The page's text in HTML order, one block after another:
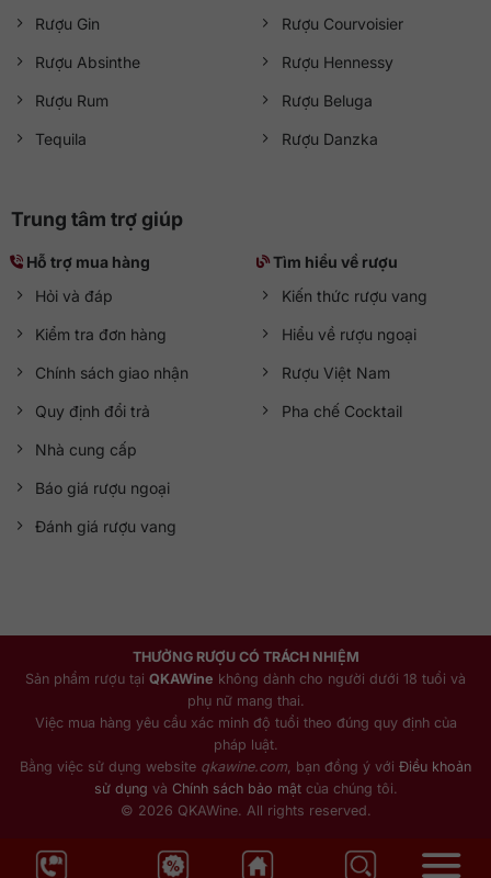
Rượu Gin
Rượu Absinthe
Rượu Rum
Tequila
Rượu Courvoisier
Rượu Hennessy
Rượu Beluga
Rượu Danzka
Trung tâm trợ giúp
Hỗ trợ mua hàng
Hỏi và đáp
Kiểm tra đơn hàng
Chính sách giao nhận
Quy định đổi trả
Nhà cung cấp
Báo giá rượu ngoại
Đánh giá rượu vang
Tìm hiểu về rượu
Kiến thức rượu vang
Hiểu về rượu ngoại
Rượu Việt Nam
Pha chế Cocktail
THƯỞNG RƯỢU CÓ TRÁCH NHIỆM
Sản phẩm rượu tại QKAWine không dành cho người dưới 18 tuổi và
phụ nữ mang thai.
Việc mua hàng yêu cầu xác minh độ tuổi theo đúng quy định của
pháp luật.
Bằng việc sử dụng website qkawine.com , bạn đồng ý với Điều khoản
sử dụng và Chính sách bảo mậtcủa chúng tôi.
© 2026 QKAWine. All rights reserved.